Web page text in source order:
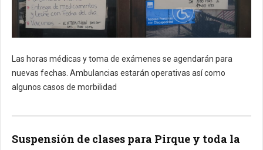
Las horas médicas y toma de exámenes se agendarán para
nuevas fechas. Ambulancias estarán operativas así como
algunos casos de morbilidad
Suspensión de clases para Pirque y toda la